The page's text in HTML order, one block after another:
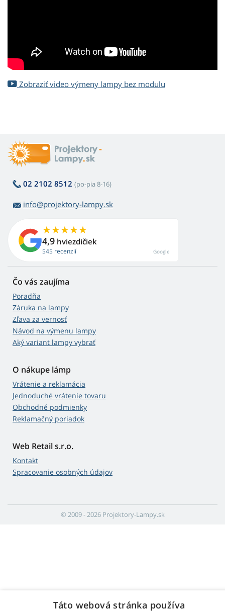
Zobraziť video výmeny lampy bez modulu
02 2102 8512 (po-pia 8-16)
info@projektory-lampy.sk
4,9 hviezdičiek
545 recenzií Google
Čo vás zaujíma
Poradňa
Záruka na lampy
Zľava za vernosť
Návod na výmenu lampy
Aký variant lampy vybrať
O nákupe lámp
Vrátenie a reklamácia
Jednoduché vrátenie tovaru
Obchodné podmienky
Reklamačný poriadok
Web Retail s.r.o.
Kontakt
Spracovanie osobných údajov
© 2009 - 2026 Projektory-Lampy.sk
Táto webová stránka používa